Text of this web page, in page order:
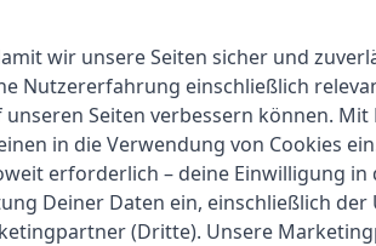
KI-basierten Algorithmus zur
von 9 m/s unterdrückt, sodass
oder bis zu 38 Stunden mit der
mit einer 5-minütigen Ladung bis zu
um zwischen Titeln zu
wir unsere Seiten sicher und
Nutzererfahrung einschließlich
Seiten verbessern können. Mit
in die Verwendung von Cookies
erforderlich – deine Einwilligung in
Deiner Daten ein, einschließlich
(Dritte). Unsere